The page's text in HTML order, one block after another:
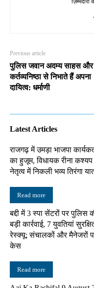
Previous article
पुलिस जवान अदम्य साहस और
कर्तव्यनिष्ठा से निभाते हैं अपना
दायित्व: धर्माणी
Latest Articles
राजगढ़ में उमड़ा भाजपा
का हुजूम, विधायक रीना
नेतृत्व में निकली भव्य तिरंगा
Read more
बद्दी में 3 स्पा सेंटरों पर पुलिस
बड़ी कार्रवाई, 7 युवतियां
रेस्क्यू; संचालकों और मैनेजरों
केस
Read more